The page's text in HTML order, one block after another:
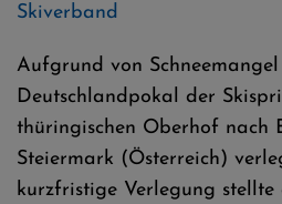
Skiverband
Aufgrund von
Deutschlandpokal der
thüringischen Oberhof nach
Steiermark (Österreich)
kurzfristige Verlegung stellte